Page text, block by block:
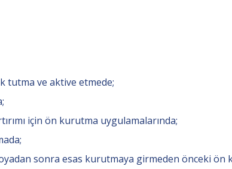
tutma ve aktive etmede;
için ön kurutma uygulamalarında;
sonra esas kurutmaya girmeden önceki ön